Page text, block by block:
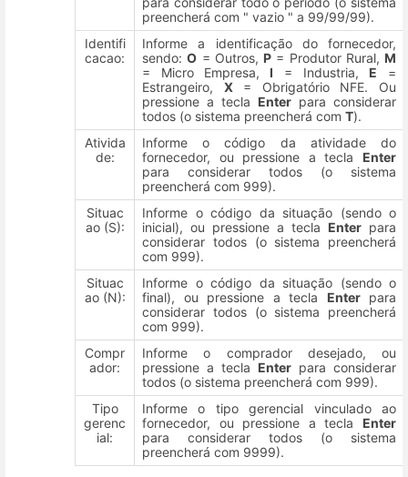
preencherá com " vazio " a 99/99/99).
Identifi
cacao:
Informe a identificação do fornecedor,
sendo:O = Outros, P = Produtor Rural, M
= Micro Empresa, I = Industria, E =
Estrangeiro, X= Obrigatório NFE. Ou
pressione a tecla Enter para considerar
todos (o sistema preencherá com T).
Ativida
de:
Informe o código da atividade do
fornecedor, ou pressione a tecla Enter
para considerar todos (o sistema
preencherá com 999).
Situac
ao (S):
Informe o código da situação (sendo o
inicial), ou pressione a tecla Enter para
considerar todos (o sistema preencherá
com 999).
Situac
ao (N):
Informe o código da situação (sendo o
final), ou pressione a tecla Enterpara
considerar todos (o sistema preencherá
com 999).
Compr
ador:
Informe o comprador desejado, ou
pressione a tecla Enter para considerar
todos (o sistema preencherá com 999).
Tipo
gerenc
ial:
Informe o tipo gerencial vinculado ao
fornecedor, ou pressione a tecla Enter
para considerar todos (o sistema
preencherá com 9999).